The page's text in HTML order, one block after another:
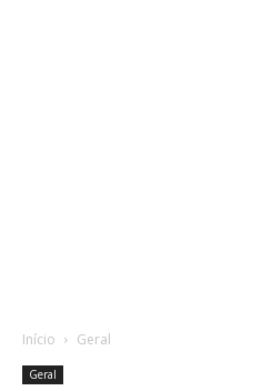
Início Geral
Geral